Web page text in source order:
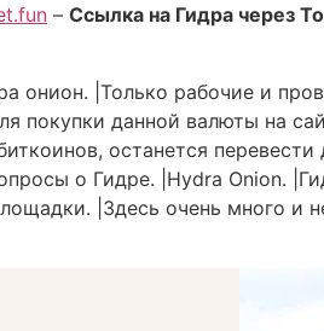
– Ссылка на Гидра через
онион. |Только рабочие и
покупки данной валюты на
останется
о Гидре. |Hydra Onion.
|Здесь очень много и